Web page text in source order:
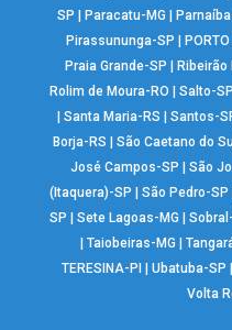
SP
Paracatu-MG
Pirassununga-SP
Praia Grande-SP
Ribeirão
Rolim de Moura-RO
Salto-SP
|Santa Maria-RS |Santos-
Borja-RS
|São Caetano do
José Campos-SP
|São
(Itaquera)-SP
|São Pedro-SP
SP
|Sete Lagoas-MG |
Taiobeiras-MG
TERESINA-PI
|Ubatuba-SP
Volta